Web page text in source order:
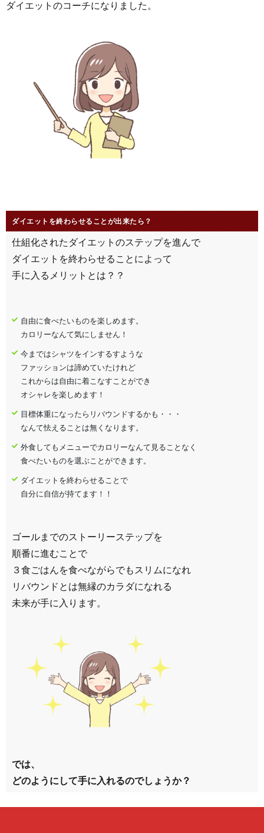
ダイエットのコーチになりました。
ダイエットを終わらせることが出来たら？
仕組化されたダイエットのステップを進んで
ダイエットを終わらせることによって
手に入るメリットとは？？
自由に食べたいものを楽しめます。
カロリーなんて気にしません！
今まではシャツをインするすような
ファッションは諦めていたけれど
これからは自由に着こなすことができ
オシャレを楽しめます！
目標体重になったらリバウンドするかも・・・
なんて怯えることは無くなります。
外食してもメニューでカロリーなんて見ることなく
食べたいものを選ぶことができます。
ダイエットを終わらせることで
自分に自信が持てます！！
ゴールまでのストーリーステップを
順番に進むことで
３食ごはんを食べながらでもスリムになれ
リバウンドとは無縁のカラダになれる
未来が手に入ります。
では、
どのようにして手に入れるのでしょうか？